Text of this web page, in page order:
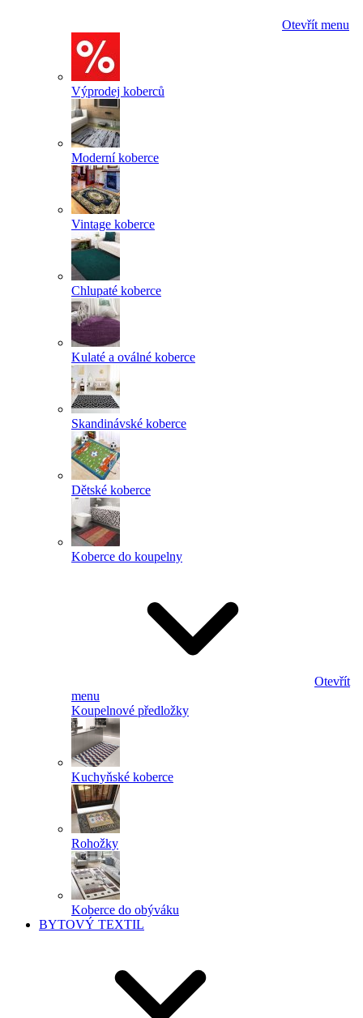
Otevřít menu
Výprodej koberců
Moderní koberce
Vintage koberce
Chlupaté koberce
Kulaté a oválné koberce
Skandinávské koberce
Dětské koberce
Koberce do koupelny
Otevřít
menu
Koupelnové předložky
Kuchyňské koberce
Rohožky
Koberce do obýváku
BYTOVÝ TEXTIL